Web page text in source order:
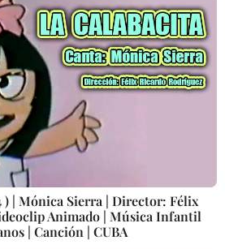
) | Mónica Sierra | Director: Félix
Animado | Música Infantil
| Canción | CUBA